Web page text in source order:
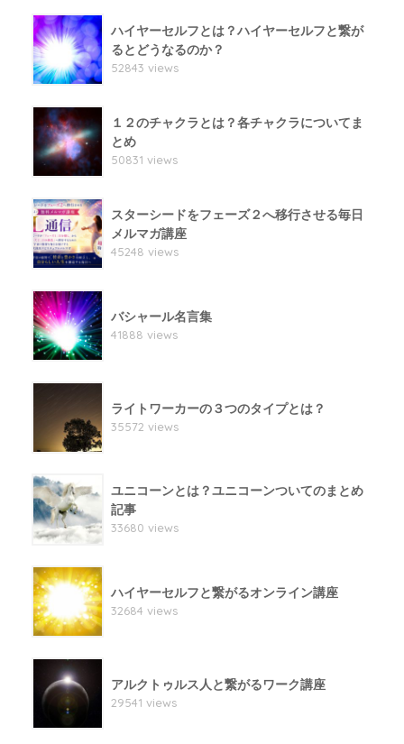
ハイヤーセルフとは？ハイヤーセルフと繋が
るとどうなるのか？
52843 views
１２のチャクラとは？各チャクラについてま
とめ
50831 views
スターシードをフェーズ２へ移行させる毎日
メルマガ講座
45248 views
バシャール名言集
41888 views
ライトワーカーの３つのタイプとは？
35572 views
ユニコーンとは？ユニコーンついてのまとめ
記事
33680 views
ハイヤーセルフと繋がるオンライン講座
32684 views
アルクトゥルス人と繋がるワーク講座
29541 views